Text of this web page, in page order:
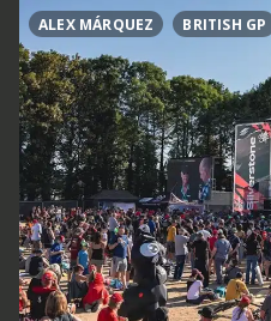
ALEX MÁRQUEZ BRITISH GP